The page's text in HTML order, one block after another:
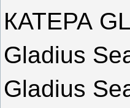
КАТЕРА
Gladius
Gladius